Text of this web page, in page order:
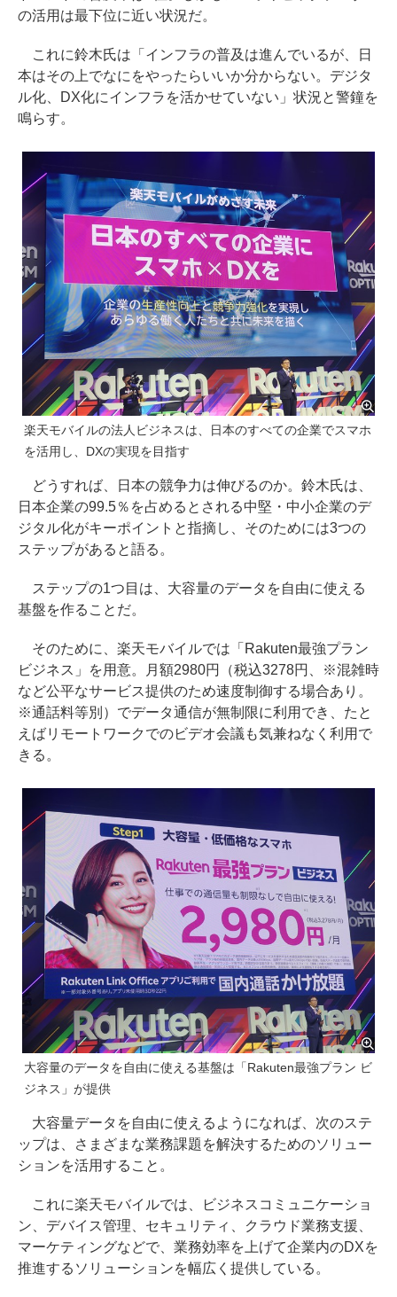
の活用は最下位に近い状況だ。
これに鈴木氏は「インフラの普及は進んでいるが、日
本はその上でなにをやったらいいか分からない。デジタ
ル化、DX化にインフラを活かせていない」状況と警鐘を
鳴らす。
楽天モバイルの法人ビジネスは、日本のすべての企業でスマホ
を活用し、DXの実現を目指す
どうすれば、日本の競争力は伸びるのか。鈴木氏は、
日本企業の99.5％を占めるとされる中堅・中小企業のデ
ジタル化がキーポイントと指摘し、そのためには3つの
ステップがあると語る。
ステップの1つ目は、大容量のデータを自由に使える
基盤を作ることだ。
そのために、楽天モバイルでは「Rakuten最強プラン
ビジネス」を用意。月額2980円（税込3278円、※混雑時
など公平なサービス提供のため速度制御する場合あり。
※通話料等別）でデータ通信が無制限に利用でき、たと
えばリモートワークでのビデオ会議も気兼ねなく利用で
きる。
大容量のデータを自由に使える基盤は「Rakuten最強プラン ビ
ジネス」が提供
大容量データを自由に使えるようになれば、次のステ
ップは、さまざまな業務課題を解決するためのソリュー
ションを活用すること。
これに楽天モバイルでは、ビジネスコミュニケーショ
ン、デバイス管理、セキュリティ、クラウド業務支援、
マーケティングなどで、業務効率を上げて企業内のDXを
推進するソリューションを幅広く提供している。